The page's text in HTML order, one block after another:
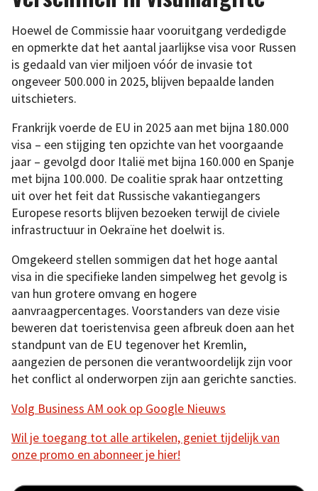
Hoewel de Commissie haar vooruitgang verdedigde
en opmerkte dat het aantal jaarlijkse visa voor Russen
is gedaald van vier miljoen vóór de invasie tot
ongeveer 500.000 in 2025, blijven bepaalde landen
uitschieters.
Frankrijk voerde de EU in 2025 aan met bijna 180.000
visa – een stijging ten opzichte van het voorgaande
jaar – gevolgd door Italië met bijna 160.000 en Spanje
met bijna 100.000. De coalitie sprak haar ontzetting
uit over het feit dat Russische vakantiegangers
Europese resorts blijven bezoeken terwijl de civiele
infrastructuur in Oekraïne het doelwit is.
Omgekeerd stellen sommigen dat het hoge aantal
visa in die specifieke landen simpelweg het gevolg is
van hun grotere omvang en hogere
aanvraagpercentages. Voorstanders van deze visie
beweren dat toeristenvisa geen afbreuk doen aan het
standpunt van de EU tegenover het Kremlin,
aangezien de personen die verantwoordelijk zijn voor
het conflict al onderworpen zijn aan gerichte sancties.
Volg Business AM ook op Google Nieuws
Wil je toegang tot alle artikelen, geniet tijdelijk van
onze promo en abonneer je hier!